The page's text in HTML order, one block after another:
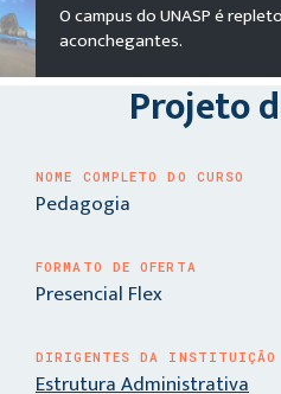
O campus do UNASP é
aconchegantes.
Projeto
NOME COMPLETO DO CURSO
Pedagogia
FORMATO DE OFERTA
Presencial Flex
DIRIGENTES DA INSTITUIÇÃO
Estrutura Administrativa